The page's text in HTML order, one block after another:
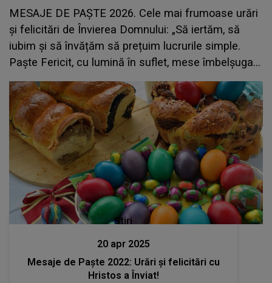
MESAJE DE PAȘTE 2026. Cele mai frumoase urări
și felicitări de Învierea Domnului: „Să iertăm, să
iubim și să învățăm să prețuim lucrurile simple.
Paște Fericit, cu lumină în suflet, mese îmbelșugate
și zâmbete sincere!”
Stiri
20 apr 2025
Mesaje de Paşte 2022: Urări şi felicitări cu
Hristos a Înviat!